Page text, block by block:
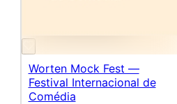
Worten Mock Fest —
Festival Internacional de
Comédia